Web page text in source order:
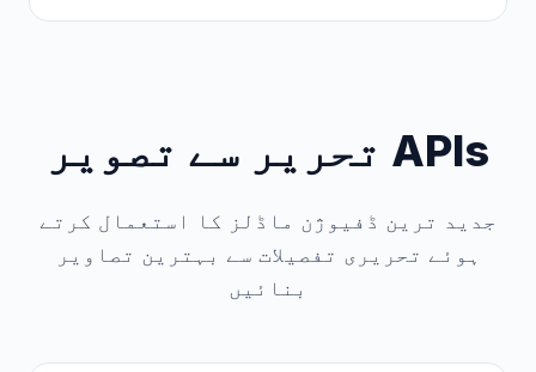
تحریر سے تصویر APIs
جدید ترین ڈفیوژن ماڈلز کا استعمال کرتے
ہوئے تحریری تفصیلات سے بہترین تصاویر
بنائیں